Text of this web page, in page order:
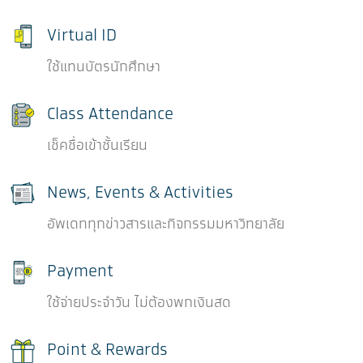
Virtual ID
ใช้แทนบัตรนักศึกษา
Class Attendance
เช็คชื่อเข้าชั้นเรียน
News, Events & Activities
อัพเดททุกข่าวสารและกิจกรรมมหาวิทยาลัย
Payment
ใช้จ่ายประจำวัน ไม่ต้องพกเงินสด
Point & Rewards